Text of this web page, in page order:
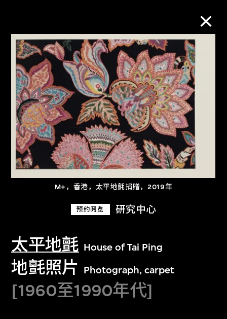
M+，香港，太平地氈捐贈，2019年
预约阅览 研究中心
太平地氈 House of Tai Ping
地氈照片 Photograph, carpet
[1960至1990年代]
M+藏品
进一步筛选 搜索
关于M+藏品
探索世界顶级的二十及二十一世纪视觉
文化藏品。